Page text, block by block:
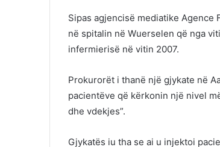
Sipas agjencisë mediatike
në spitalin në Wuerselen që nga
infermierisë në vitin 2007.
Prokurorët i thanë një gjykate në
pacientëve që kërkonin një nivel
dhe vdekjes”.
Gjykatës iu tha se ai u injektoi